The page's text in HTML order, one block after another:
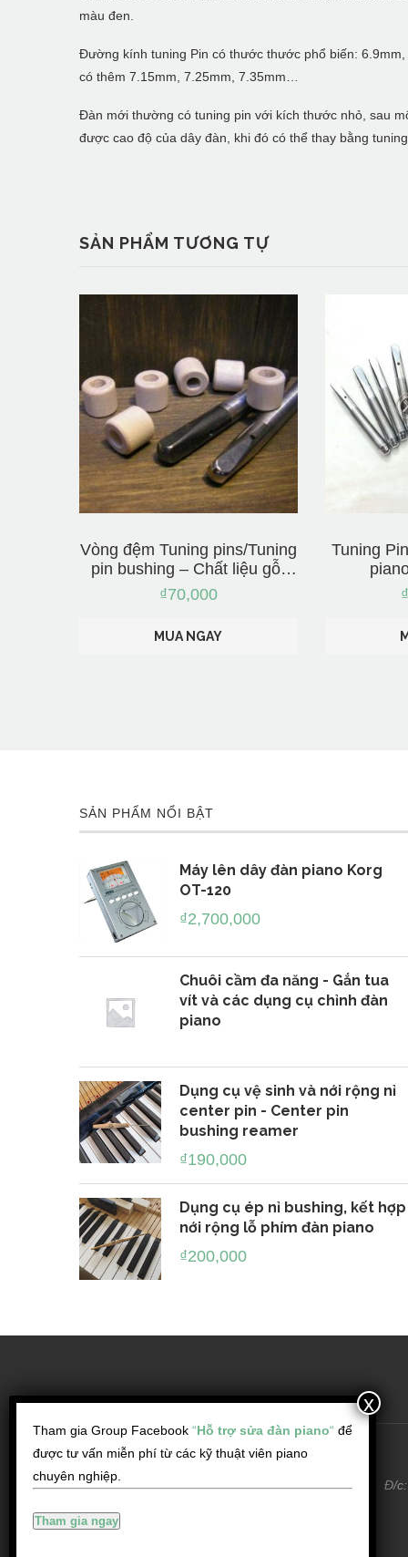
màu đen.
Đường kính tuning Pin có thước thước phổ biến:
có thêm 7.15mm, 7.25mm, 7.35mm…
Đàn mới thường có tuning pin với kích thước nhỏ, sau
được cao độ của dây đàn, khi đó có thể thay bằng
SẢN PHẨM TƯƠNG TỰ
Vòng đệm Tuning pins/Tuning
pin bushing – Chất liệu gỗ,
nhập từ Nhật Bản
₫70,000
MUA NGAY
Tuning
₫
SẢN PHẨM NỔI BẬT
Máy lên dây đàn piano Korg
OT-120
₫2,700,000
Chuôi cầm đa năng - Gắn tua
vít và các dụng cụ chỉnh đàn
piano
Dụng cụ vệ sinh và nới rộng nỉ
center pin - Center pin
bushing reamer
₫190,000
Dụng cụ ép nỉ bushing, kết hợp
nới rộng lỗ phím đàn piano
₫200,000
Cung cấp phụ tùng, thiết bị, dụng
Đ/c:
Tham gia Group Facebook “Hỗ trợ sửa đàn piano“ để
được tư vấn miễn phí từ các kỹ thuật viên piano
chuyên nghiệp.
Tham gia ngay